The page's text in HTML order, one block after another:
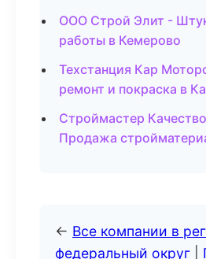
ООО Строй Элит -
работы в Кемерово
Техстанция Кар
ремонт и покраска в
Строймастер
Продажа
← Все компании в
федеральный округ